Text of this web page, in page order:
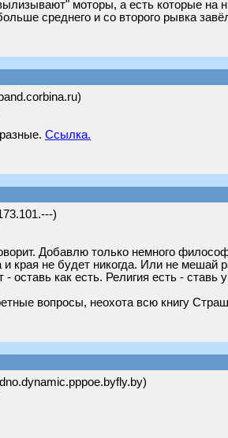
моторы, а есть которые на
среднего и со второго рывка
Ссылка.
)
Добавлю только немного
и края не будет никогда. Или не мешай
- оставь как есть. Религия есть -
вопросы, неохота всю книгу